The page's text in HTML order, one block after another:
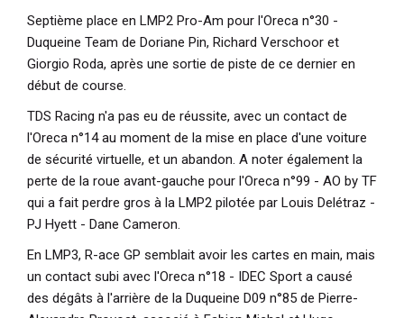
Septième place en LMP2 Pro-Am pour l'Oreca n°30 -
Duqueine Team de Doriane Pin, Richard Verschoor et
Giorgio Roda, après une sortie de piste de ce dernier en
début de course.
TDS Racing n'a pas eu de réussite, avec un contact de
l'Oreca n°14 au moment de la mise en place d'une voiture
de sécurité virtuelle, et un abandon. A noter également la
perte de la roue avant-gauche pour l'Oreca n°99 - AO by TF
qui a fait perdre gros à la LMP2 pilotée par Louis Delétraz -
PJ Hyett - Dane Cameron.
En LMP3, R-ace GP semblait avoir les cartes en main, mais
un contact subi avec l'Oreca n°18 - IDEC Sport a causé
des dégâts à l'arrière de la Duqueine D09 n°85 de Pierre-